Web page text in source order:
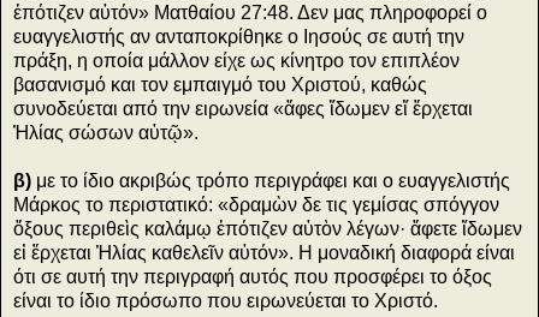
ἐπότιζεν αὐτόν» Ματθαίου 27:48. Δεν μας πληροφορεί ο
ευαγγελιστής αν ανταποκρίθηκε ο Ιησούς σε αυτή την
πράξη, η οποία μάλλον είχε ως κίνητρο τον επιπλέον
βασανισμό και τον εμπαιγμό του Χριστού, καθώς
συνοδεύεται από την ειρωνεία «ἄφες ἴδωμεν εἴ ἔρχεται
Ἠλίας σώσων αὐτῷ».
β) με το ίδιο ακριβώς τρόπο περιγράφει και ο ευαγγελιστής
Μάρκος το περιστατικό: «δραμὼν δε τις γεμίσας σπόγγον
ὄξους περιθεὶς καλάμῳ ἐπότιζεν αὐτὸν λέγων· ἄφετε ἴδωμεν
εἰ ἔρχεται Ἠλίας καθελεῖν αὐτόν». Η μοναδική διαφορά είναι
ότι σε αυτή την περιγραφή αυτός που προσφέρει το όξος
είναι το ίδιο πρόσωπο που ειρωνεύεται το Χριστό.